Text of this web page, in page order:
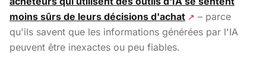
moins sûrs de leurs décisions d'achat ↗ – parce
qu'ils savent que les informations générées par l'IA
peuvent être inexactes ou peu fiables.